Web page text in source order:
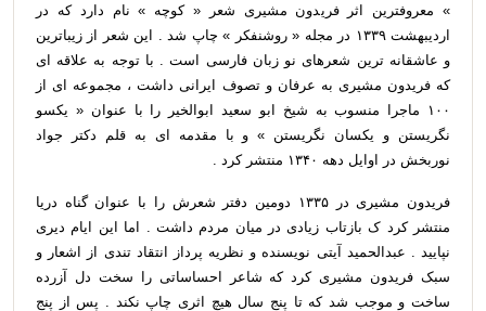
» معروفترین اثر فریدون مشیری شعر « کوچه » نام دارد که در
اردیبهشت ۱۳۳۹ در مجله « روشنفکر » چاپ شد . این شعر از زیباترین
و عاشقانه ترین شعرهای نو زبان فارسی است . با توجه به علاقه ای
که فریدون مشیری به عرفان و تصوف ایرانی داشت ، مجموعه ای از
۱۰۰ ماجرا منسوب به شیخ ابو سعید ابوالخیر را با عنوان « یکسو
نگریستن و یکسان نگریستن » و با مقدمه ای به قلم دکتر جواد
نوربخش در اوایل دهه ۱۳۴۰ منتشر کرد .
فریدون مشیری در ۱۳۳۵ دومین دفتر شعرش را با عنوان گناه دریا
منتشر کرد ک بازتاب زیادی در میان مردم داشت . اما این ایام دیری
نپایید . عبدالحمید آیتی نویسنده و نظریه پرداز انتقاد تندی از اشعار و
سبک فریدون مشیری کرد که شاعر احساساتی را سخت دل آزرده
ساخت و موجب شد که تا پنج سال هیچ اثری چاپ نکند . پس از پنج